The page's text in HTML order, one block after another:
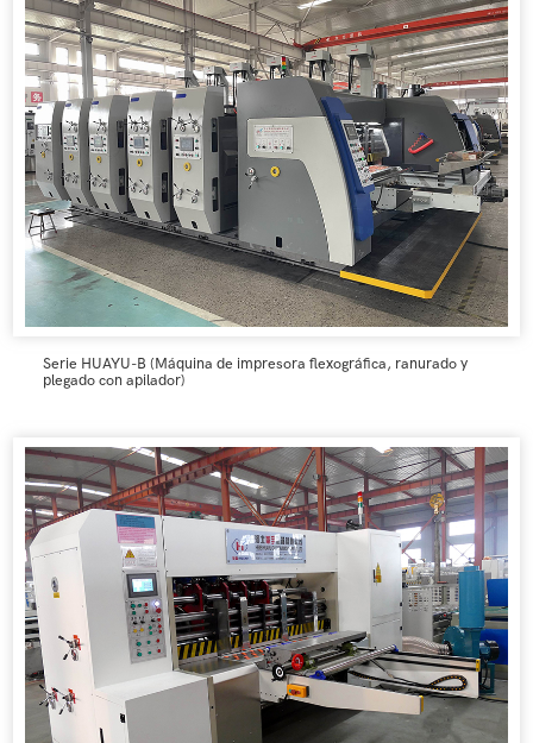
Serie HUAYU-B (Máquina de impresora flexográfica, ranurado y
plegado con apilador)